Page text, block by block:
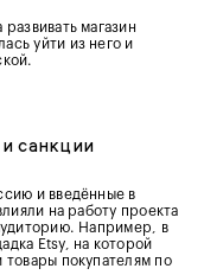
магазин
уйти из него и
санкции
и введённые в
на работу проекта
Например, в
Etsy, на которой
товары покупателям по